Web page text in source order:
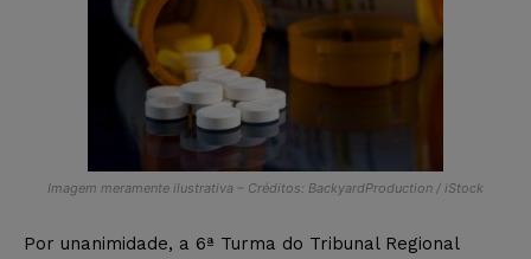
Imagem meramente ilustrativa – Créditos: BackyardProduction / iStock
Por unanimidade, a 6ª Turma do Tribunal Regional